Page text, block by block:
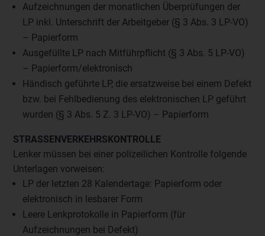
Aufzeichnungen der monatlichen Überprüfungen der
LP inkl. Unterschrift der Arbeitgeber (§ 3 Abs. 3 LP-VO)
– Papierform
Ausgefüllte LP nach Mitführpflicht (§ 3 Abs. 5 LP-VO)
– Papierform/elektronisch
Händisch geführte LP, die ersatzweise bei einem Defekt
bzw. bei Fehlbedienung des elektronischen LP geführt
wurden (§ 3 Abs. 5 Z. 3 LP-VO) – Papierform
STRASSENVERKEHRSKONTROLLE
Lenker müssen bei einer polizeilichen Kontrolle folgende
Unterlagen vorweisen:
LP der letzten 28 Kalendertage: Papierform oder
elektronisch in lesbarer Form
Leere Lenkprotokolle in Papierform (für
Aufzeichnungen bei Defekt)